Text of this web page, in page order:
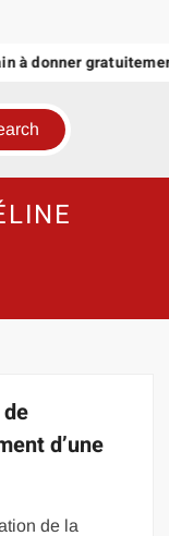
gratuitement
d’une
de la